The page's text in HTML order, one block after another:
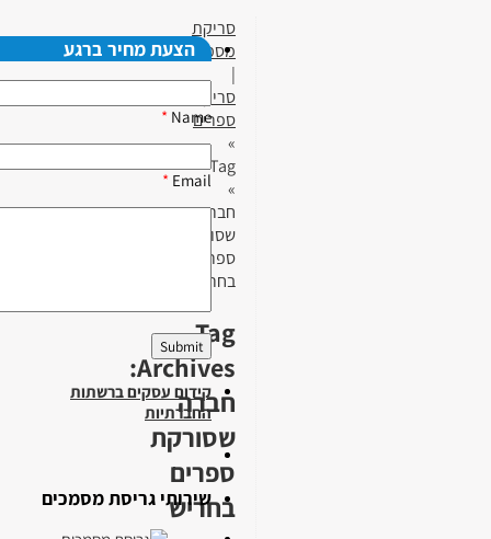
סריקת
מסמכים
|
סריקת
ספרים
»
Tag
»
חברה
שסורקת
ספרים
בחריש
Tag
Archives:
חברה
שסורקת
ספרים
בחריש
הצעת מחיר ברגע
Name
*
Email
*
קידום עסקים ברשתות
החברתיות
שירותי גריסת מסמכים